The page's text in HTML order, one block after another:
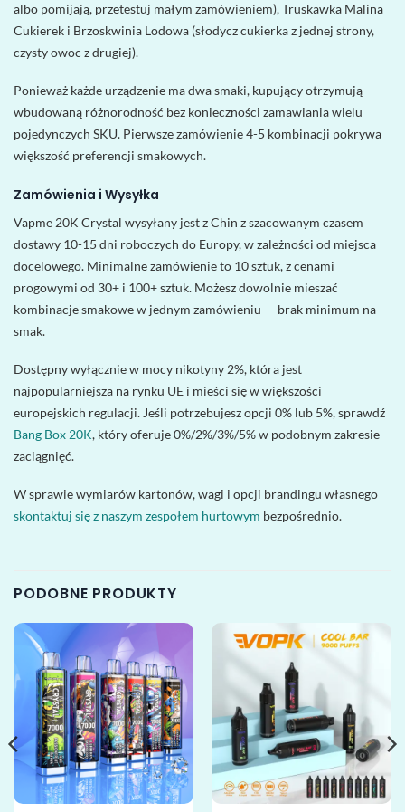
albo pomijają, przetestuj małym zamówieniem), Truskawka Malina
Cukierek i Brzoskwinia Lodowa (słodycz cukierka z jednej strony,
czysty owoc z drugiej).
Ponieważ każde urządzenie ma dwa smaki, kupujący otrzymują
wbudowaną różnorodność bez konieczności zamawiania wielu
pojedynczych SKU. Pierwsze zamówienie 4-5 kombinacji pokrywa
większość preferencji smakowych.
Zamówienia i Wysyłka
Vapme 20K Crystal wysyłany jest z Chin z szacowanym czasem
dostawy 10-15 dni roboczych do Europy, w zależności od miejsca
docelowego. Minimalne zamówienie to 10 sztuk, z cenami
progowymi od 30+ i 100+ sztuk. Możesz dowolnie mieszać
kombinacje smakowe w jednym zamówieniu — brak minimum na
smak.
Dostępny wyłącznie w mocy nikotyny 2%, która jest
najpopularniejsza na rynku UE i mieści się w większości
europejskich regulacji. Jeśli potrzebujesz opcji 0% lub 5%, sprawdź
Bang Box 20K, który oferuje 0%/2%/3%/5% w podobnym zakresie
zaciągnięć.
W sprawie wymiarów kartonów, wagi i opcji brandingu własnego
skontaktuj się z naszym zespołem hurtowym bezpośrednio.
PODOBNE PRODUKTY